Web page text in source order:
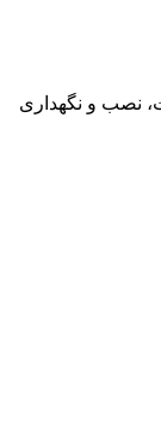
نصب و نگهداری